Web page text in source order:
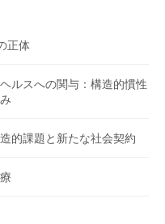
正体
ルスへの関与：構造的慣性
的課題と新たな社会契約